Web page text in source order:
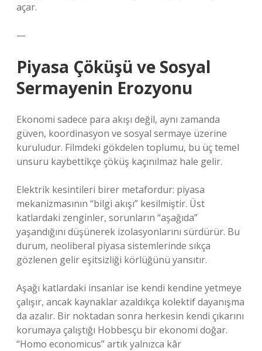
açar.
—
Piyasa Çöküşü ve Sosyal
Sermayenin Erozyonu
Ekonomi sadece para akışı değil, aynı zamanda
güven, koordinasyon ve sosyal sermaye üzerine
kuruludur. Filmdeki gökdelen toplumu, bu üç temel
unsuru kaybettikçe çöküş kaçınılmaz hale gelir.
Elektrik kesintileri birer metafordur: piyasa
mekanizmasının “bilgi akışı” kesilmiştir. Üst
katlardaki zenginler, sorunların “aşağıda”
yaşandığını düşünerek izolasyonlarını sürdürür. Bu
durum, neoliberal piyasa sistemlerinde sıkça
gözlenen gelir eşitsizliği körlüğünü yansıtır.
Aşağı katlardaki insanlar ise kendi kendine yetmeye
çalışır, ancak kaynaklar azaldıkça kolektif dayanışma
da azalır. Bir noktadan sonra herkesin kendi çıkarını
korumaya çalıştığı Hobbesçu bir ekonomi doğar.
“Homo economicus” artık yalnızca kâr